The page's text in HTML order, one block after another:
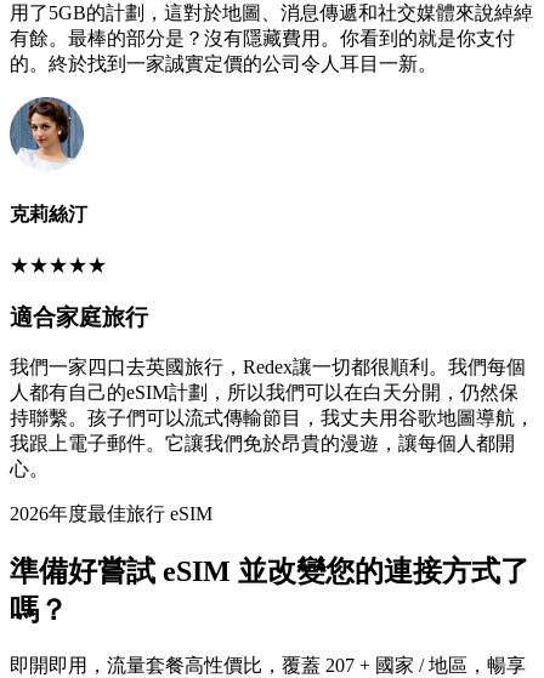
用了5GB的計劃，這對於地圖、消息傳遞和社交媒體來說綽綽
有餘。最棒的部分是？沒有隱藏費用。你看到的就是你支付
的。終於找到一家誠實定價的公司令人耳目一新。
克莉絲汀
★★★★★
適合家庭旅行
我們一家四口去英國旅行，Redex讓一切都很順利。我們每個
人都有自己的eSIM計劃，所以我們可以在白天分開，仍然保
持聯繫。孩子們可以流式傳輸節目，我丈夫用谷歌地圖導航，
我跟上電子郵件。它讓我們免於昂貴的漫遊，讓每個人都開
心。
2026年度最佳旅行 eSIM
準備好嘗試 eSIM 並改變您的連接方式了
嗎？
即開即用，流量套餐高性價比，覆蓋 207 + 國家 / 地區，暢享